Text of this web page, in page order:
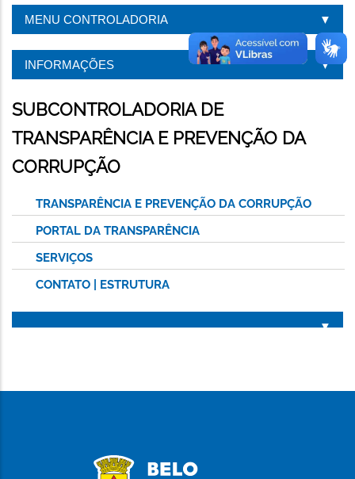
PÁGINA
MENU CONTROLADORIA
INFORMAÇÕES
SUBCONTROLADORIA DE
TRANSPARÊNCIA E PREVENÇÃO DA
CORRUPÇÃO
TRANSPARÊNCIA E PREVENÇÃO DA CORRUPÇÃO
PORTAL DA TRANSPARÊNCIA
SERVIÇOS
CONTATO | ESTRUTURA